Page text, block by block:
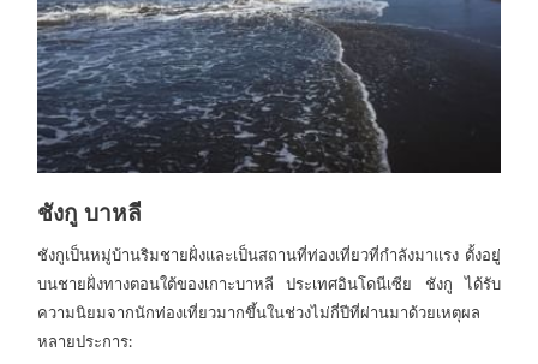
ชังกู บาหลี
ชังกูเป็นหมู่บ้านริมชายฝั่งและเป็นสถานที่ท่องเที่ยวที่กำลังมาแรง ตั้งอยู่
บนชายฝั่งทางตอนใต้ของเกาะบาหลี ประเทศอินโดนีเซีย ชังกู ได้รับ
ความนิยมจากนักท่องเที่ยวมากขึ้นในช่วงไม่กี่ปีที่ผ่านมาด้วยเหตุผล
หลายประการ: